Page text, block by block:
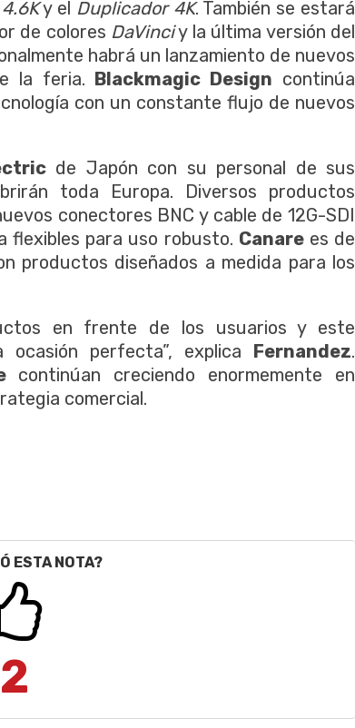
y el Duplicador 4K. También se estará
de colores DaVinciy la última versión del
habrá un lanzamiento de nuevos
la feria. Blackmagic Design continúa
con un constante flujo de nuevos
de Japón con su personal de sus
toda Europa. Diversos productos
conectores BNC y cable de 12G-SDI
flexibles para uso robusto. Canarees de
productos diseñados a medida para los
en frente de los usuarios y este
perfecta”, explica Fernandez.
continúan creciendo enormemente en
comercial.
ESTA NOTA?
2